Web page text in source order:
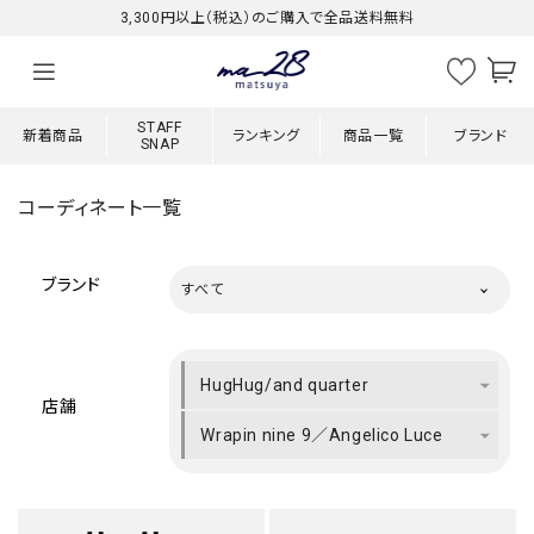
3,300円以上（税込）のご購入で全品送料無料
新着商品
STAFF
SNAP
ランキング 商品一覧 ブランド
コーディネート一覧
ブランド すべて
店舗
HugHug/and quarter
Wrapin nine 9／Angelico Luce